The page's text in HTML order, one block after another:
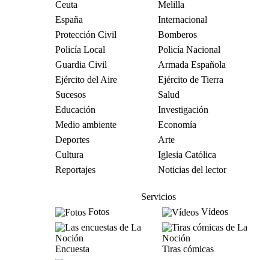
Ceuta
Melilla
España
Internacional
Protección Civil
Bomberos
Policía Local
Policía Nacional
Guardia Civil
Armada Española
Ejército del Aire
Ejército de Tierra
Sucesos
Salud
Educación
Investigación
Medio ambiente
Economía
Deportes
Arte
Cultura
Iglesia Católica
Reportajes
Noticias del lector
Servicios
Fotos
Vídeos
Encuesta Tiras cómicas